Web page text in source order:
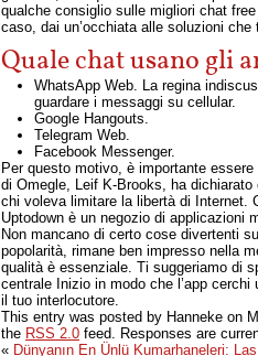
qualche consiglio sulle migliori chat
caso, dai un’occhiata alle soluzioni
Quale chat usano gli
WhatsApp Web. La regina
guardare i messaggi su cellular.
Google Hangouts.
Telegram Web.
Facebook Messenger.
Per questo motivo, è importante
di Omegle, Leif K-Brooks, ha
chi voleva limitare la libertà di Internet.
Uptodown è un negozio di applicazioni
Non mancano di certo cose divertenti
popolarità, rimane ben impresso nella
qualità è essenziale. Ti suggeriamo di
centrale Inizio in modo che l’app
il tuo interlocutore.
This entry was posted by Hanneke on
the RSS 2.0 feed. Responses are
« Dünyanın En Ünlü Kumarhaneleri: